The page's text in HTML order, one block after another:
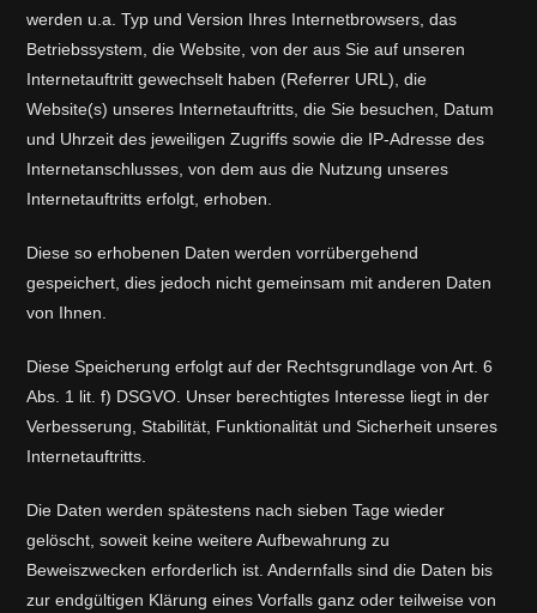
werden u.a. Typ und Version Ihres Internetbrowsers, das
Betriebssystem, die Website, von der aus Sie auf unseren
Internetauftritt gewechselt haben (Referrer URL), die
Website(s) unseres Internetauftritts, die Sie besuchen, Datum
und Uhrzeit des jeweiligen Zugriffs sowie die IP-Adresse des
Internetanschlusses, von dem aus die Nutzung unseres
Internetauftritts erfolgt, erhoben.
Diese so erhobenen Daten werden vorrübergehend
gespeichert, dies jedoch nicht gemeinsam mit anderen Daten
von Ihnen.
Diese Speicherung erfolgt auf der Rechtsgrundlage von Art. 6
Abs. 1 lit. f) DSGVO. Unser berechtigtes Interesse liegt in der
Verbesserung, Stabilität, Funktionalität und Sicherheit unseres
Internetauftritts.
Die Daten werden spätestens nach sieben Tage wieder
gelöscht, soweit keine weitere Aufbewahrung zu
Beweiszwecken erforderlich ist. Andernfalls sind die Daten bis
zur endgültigen Klärung eines Vorfalls ganz oder teilweise von